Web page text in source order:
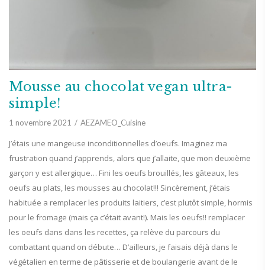
Mousse au chocolat vegan ultra-
simple!
1 novembre 2021 AEZAMEO_Cuisine
J’étais une mangeuse inconditionnelles d’oeufs. Imaginez ma
frustration quand j’apprends, alors que j’allaite, que mon deuxième
garçon y est allergique… Fini les oeufs brouillés, les gâteaux, les
oeufs au plats, les mousses au chocolat!!! Sincèrement, j’étais
habituée a remplacer les produits laitiers, c’est plutôt simple, hormis
pour le fromage (mais ça c’était avant!). Mais les oeufs!! remplacer
les oeufs dans dans les recettes, ça relève du parcours du
combattant quand on débute… D’ailleurs, je faisais déjà dans le
végétalien en terme de pâtisserie et de boulangerie avant de le